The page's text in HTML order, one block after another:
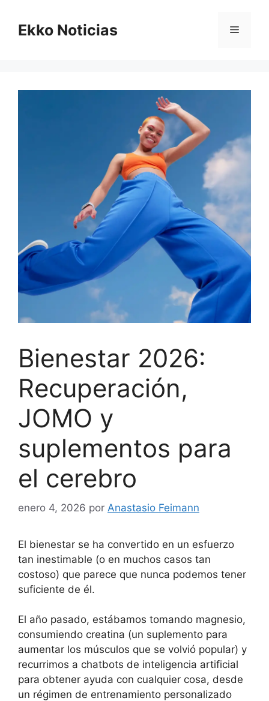
contenido
Ekko Noticias Menú
Bienestar 2026:
Recuperación,
JOMO y
suplementos para
el cerebro
enero 4, 2026 por Anastasio Feimann
El bienestar se ha convertido en un esfuerzo
tan inestimable (o en muchos casos tan
costoso) que parece que nunca podemos tener
suficiente de él.
El año pasado, estábamos tomando magnesio,
consumiendo creatina (un suplemento para
aumentar los músculos que se volvió popular) y
recurrimos a chatbots de inteligencia artificial
para obtener ayuda con cualquier cosa, desde
un régimen de entrenamiento personalizado